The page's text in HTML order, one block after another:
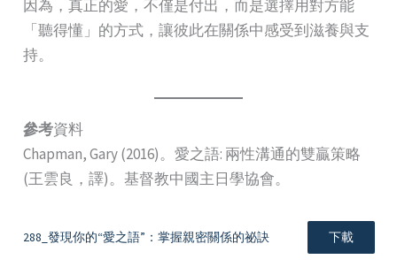
因為，真正的愛，不僅是付出，而是選擇用對方能
「聽得懂」的方式，讓彼此在關係中感受到滋養與支
持。
參考資料
Chapman, Gary (2016)。愛之語: 兩性溝通的雙贏策略
(王雲良，譯)。基督教中國主日學協會。
288_發現你的“愛之語”：掌握親密關係的祕訣 下載